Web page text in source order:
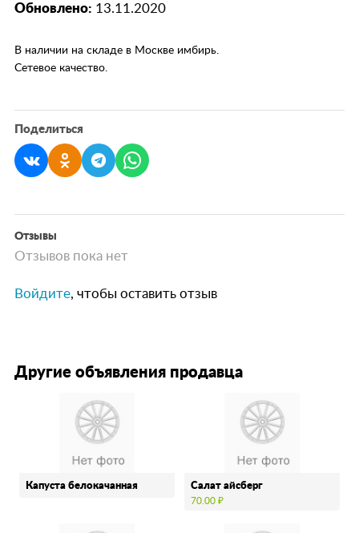
Обновлено: 13.11.2020
В наличии на складе в Москве имбирь.
Сетевое качество.
Поделиться
Отзывы
Отзывов пока нет
Войдите, чтобы оставить отзыв
Другие объявления продавца
Капуста белокачанная Салат айсберг
70.00 ₽